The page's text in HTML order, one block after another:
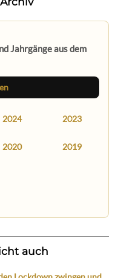
Jahrgänge aus dem
2024 2023
2020 2019
auch